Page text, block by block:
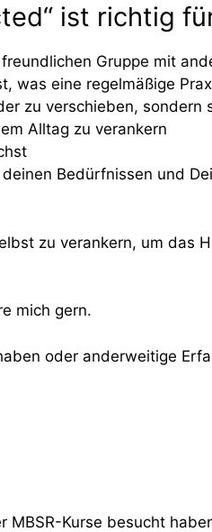
ist richtig
Gruppe mit
was eine regelmäßige
zu verschieben,
Alltag zu verankern
Bedürfnissen und
zu verankern, um das
mich gern.
oder anderweitige
Kurse besucht